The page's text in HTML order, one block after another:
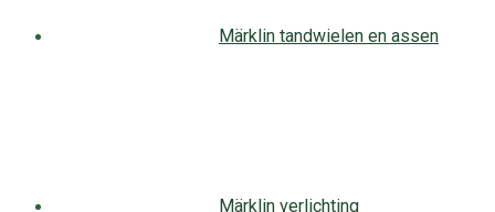
Märklin tandwielen en assen
Märklin verlichting